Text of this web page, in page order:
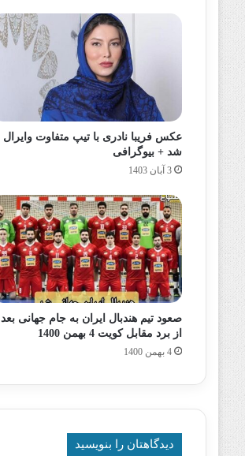
عکس فریبا نادری با تیپ متفاوت وایرال
شد + بیوگرافی
3 آبان 1403
صعود تیم هندبال ایران به جام جهانی بعد
از برد مقابل کویت 4 بهمن 1400
4 بهمن 1400
دیدگاهتان را بنویسید